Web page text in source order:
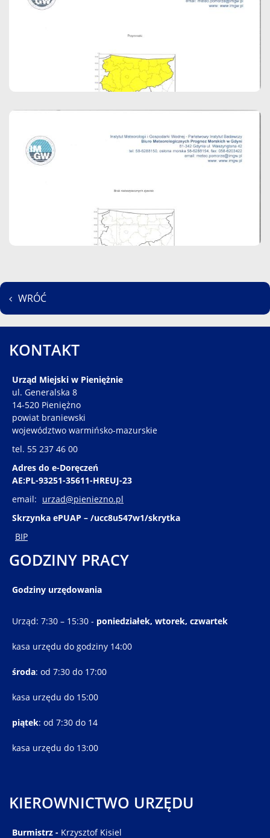
WRÓĆ
KONTAKT
Urząd Miejski w Pieniężnie
ul. Generalska 8
14-520 Pieniężno
powiat braniewski
województwo warmińsko-mazurskie
tel. 55 237 46 00
Adres do e-Doręczeń
AE:PL-93251-35611-HREUJ-23
email: urzad@pieniezno.pl
Skrzynka ePUAP – /ucc8u547w1/skrytka
BIP
GODZINY PRACY
Godziny urzędowania
Urząd: 7:30 – 15:30 - poniedziałek, wtorek, czwartek
kasa urzędu do godziny 14:00
środa: od 7:30 do 17:00
kasa urzędu do 15:00
piątek: od 7:30 do 14
kasa urzędu do 13:00
KIEROWNICTWO URZĘDU
Burmistrz - Krzysztof Kisiel